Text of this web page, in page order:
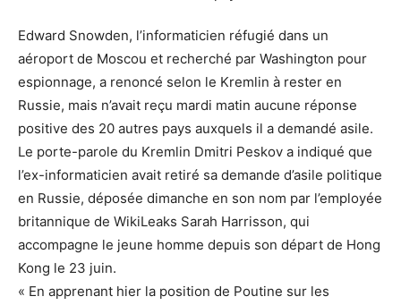
Edward Snowden, l’informaticien réfugié dans un
aéroport de Moscou et recherché par Washington pour
espionnage, a renoncé selon le Kremlin à rester en
Russie, mais n’avait reçu mardi matin aucune réponse
positive des 20 autres pays auxquels il a demandé asile.
Le porte-parole du Kremlin Dmitri Peskov a indiqué que
l’ex-informaticien avait retiré sa demande d’asile politique
en Russie, déposée dimanche en son nom par l’employée
britannique de WikiLeaks Sarah Harrisson, qui
accompagne le jeune homme depuis son départ de Hong
Kong le 23 juin.
« En apprenant hier la position de Poutine sur les